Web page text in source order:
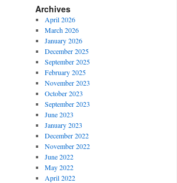
Archives
April 2026
March 2026
January 2026
December 2025
September 2025
February 2025
November 2023
October 2023
September 2023
June 2023
January 2023
December 2022
November 2022
June 2022
May 2022
April 2022